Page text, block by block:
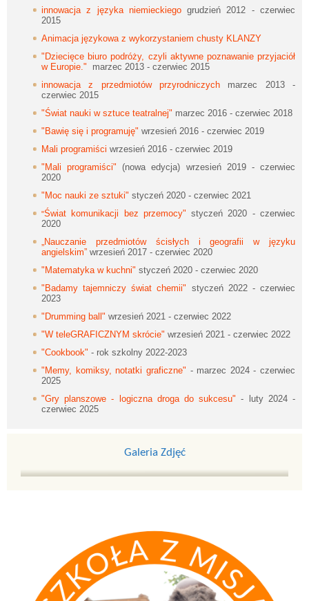
innowacja z języka niemieckiegogrudzień 2012 - czerwiec
2015
Animacja językowa z wykorzystaniem chusty KLANZY
"Dziecięce biuro podróży, czyli aktywne poznawanie przyjaciół
w Europie." marzec 2013 - czerwiec 2015
innowacja z przedmiotów przyrodniczych marzec 2013 -
czerwiec 2015
"Świat nauki w sztuce teatralnej" marzec 2016 - czerwiec 2018
"Bawię się i programuję" wrzesień 2016 - czerwiec 2019
Mali programiści wrzesień 2016 - czerwiec 2019
"Mali programiści" (nowa edycja) wrzesień 2019 - czerwiec
2020
"Moc nauki ze sztuki" styczeń 2020 - czerwiec 2021
"Świat komunikacji bez przemocy" styczeń 2020 - czerwiec
2020
„Nauczanie przedmiotów ścisłych i geografii w języku
angielskim” wrzesień 2017 - czerwiec 2020
"Matematyka w kuchni" styczeń 2020 - czerwiec 2020
"Badamy tajemniczy świat chemii" styczeń 2022 - czerwiec
2023
"Drumming ball" wrzesień 2021 - czerwiec 2022
"W teleGRAFICZNYM skrócie" wrzesień 2021 - czerwiec 2022
"Cookbook" - rok szkolny 2022-2023
"Memy, komiksy, notatki graficzne" - marzec 2024 - czerwiec
2025
"Gry planszowe - logiczna droga do sukcesu" - luty 2024 -
czerwiec 2025
Galeria Zdjęć